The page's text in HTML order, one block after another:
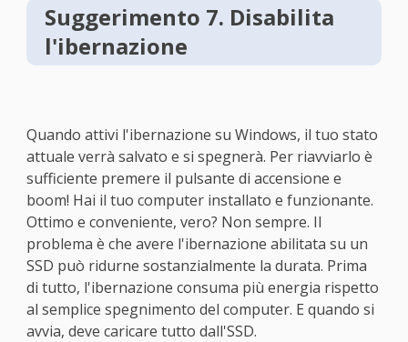
Suggerimento 7. Disabilita
l'ibernazione
Quando attivi l'ibernazione su Windows, il tuo stato
attuale verrà salvato e si spegnerà. Per riavviarlo è
sufficiente premere il pulsante di accensione e
boom! Hai il tuo computer installato e funzionante.
Ottimo e conveniente, vero? Non sempre. Il
problema è che avere l'ibernazione abilitata su un
SSD può ridurne sostanzialmente la durata. Prima
di tutto, l'ibernazione consuma più energia rispetto
al semplice spegnimento del computer. E quando si
avvia, deve caricare tutto dall'SSD.